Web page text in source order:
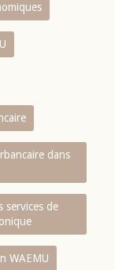
dans
services de
WAEMU